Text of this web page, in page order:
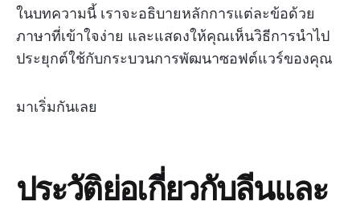
ในบทความนี้ เราจะอธิบายหลักการแต่ละข้อด้วย
ภาษาที่เข้าใจง่าย และแสดงให้คุณเห็นวิธีการนำไป
ประยุกต์ใช้กับกระบวนการพัฒนาซอฟต์แวร์ของคุณ
มาเริ่มกันเลย
ประวัติย่อเกี่ยวกับลีนและ